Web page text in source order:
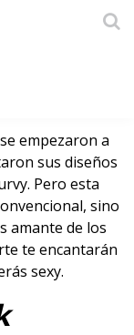
curvy; se
empezaron a
sus diseños
. Pero esta
sino
amante de los
te encantarán
sexy.